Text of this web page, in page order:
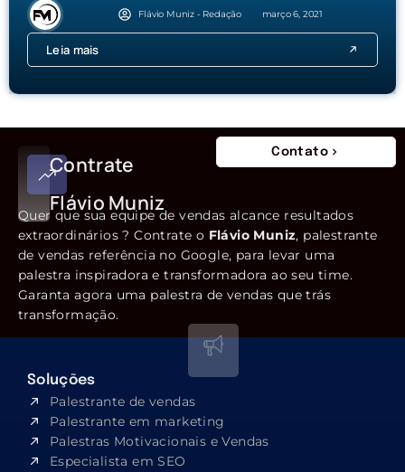
Flávio Muniz - Redação março 6, 2021
Leia mais
Contrate
Flávio Muniz
Contato
Quer que sua equipe de vendas alcance resultados
extraordinários ? Contrate o Flávio Muniz, palestrante
de vendas referência no Google, para levar uma
palestra inspiradora e transformadora ao seu time.
Garanta agora uma palestra de vendas que trás
transformação.
Soluções
Palestrante de vendas
Palestrante em marketing
Palestras Motivacionais e Vendas
Especialista em SEO​